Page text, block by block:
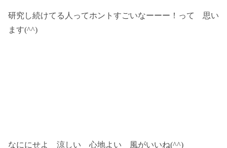
研究し続けてる人ってホントすごいなーーー！って 思い
ます(^^)
なににせよ 涼しい 心地よい 風がいいね(^^)